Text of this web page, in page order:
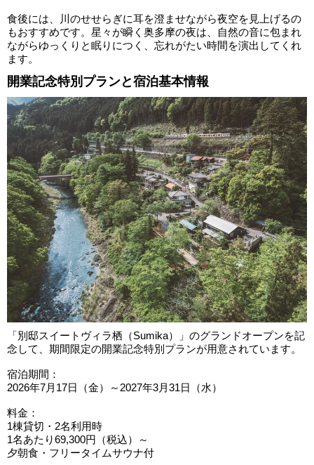
食後には、川のせせらぎに耳を澄ませながら夜空を見上げるの
もおすすめです。星々が瞬く奥多摩の夜は、自然の音に包まれ
ながらゆっくりと眠りにつく、忘れがたい時間を演出してくれ
ます。
開業記念特別プランと宿泊基本情報
「別邸スイートヴィラ栖（Sumika）」のグランドオープンを記
念して、期間限定の開業記念特別プランが用意されています。
宿泊期間：
2026年7月17日（金）～2027年3月31日（水）
料金：
1棟貸切・2名利用時
1名あたり69,300円（税込）～
夕朝食・フリータイムサウナ付